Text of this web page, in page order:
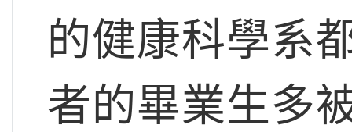
的健康科學系
者的畢業生多